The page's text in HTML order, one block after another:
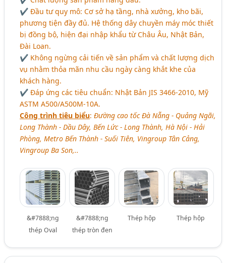
✔ Đầu tư quy mô: Cơ sở hạ tầng, nhà xưởng, kho bãi,
phương tiện đầy đủ. Hệ thống dây chuyền máy móc thiết
bị đồng bộ, hiện đại nhập khẩu từ Châu Âu, Nhật Bản,
Đài Loan.
✔ Không ngừng cải tiến về sản phẩm và chất lượng dịch
vụ nhằm thỏa mãn nhu cầu ngày càng khắt khe của
khách hàng.
✔ Đáp ứng các tiêu chuẩn: Nhật Bản JIS 3466-2010, Mỹ
ASTM A500/A500M-10A.
Công trình tiêu biểu: Đường cao tốc Đà Nẵng - Quảng Ngãi,
Long Thành - Dầu Dây, Bến Lức - Long Thành, Hà Nội - Hải
Phòng, Metro Bến Thành - Suối Tiên, Vingroup Tân Cảng,
Vingroup Ba Son,..
&#7888;ng
thép Oval
&#7888;ng
thép tròn đen
Thép hộp Thép hộp